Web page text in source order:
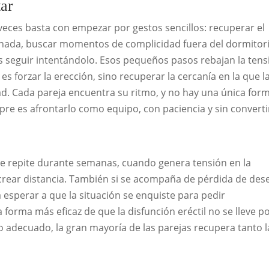
basta con empezar por gestos sencillos: recuperar el
buscar momentos de complicidad fuera del
intentándolo. Esos pequeños pasos rebajan la
forzar la erección, sino recuperar la cercanía en la que la
Cada pareja encuentra su ritmo, y no hay una única
es afrontarlo como equipo, con paciencia y sin
repite durante semanas, cuando genera tensión en la
distancia. También si se acompaña de pérdida de
a que la situación se enquiste para pedir
más eficaz de que la disfunción eréctil no se lleve
la gran mayoría de las parejas recupera tanto